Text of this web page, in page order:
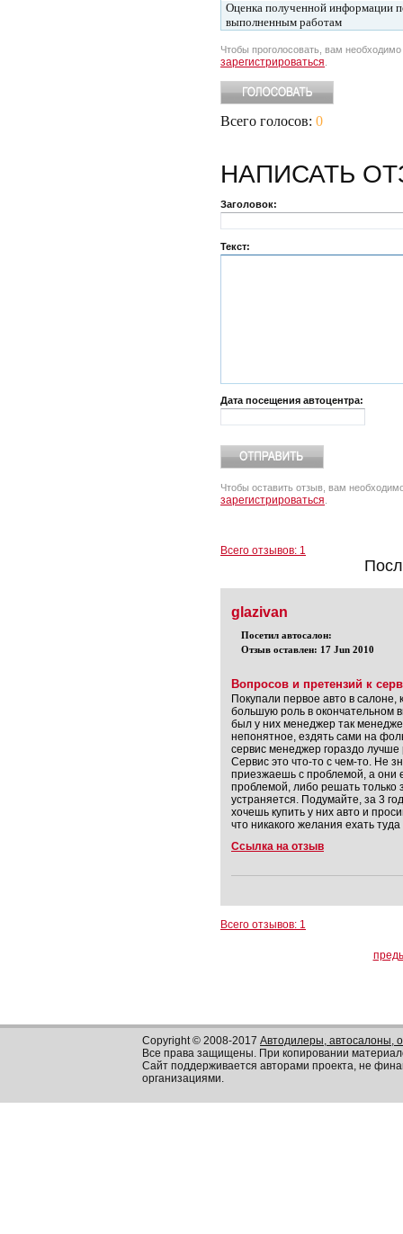
Оценка полученной информации
выполненным работам
Чтобы проголосовать, вам необходимо
зарегистрироваться
Всего голосов: 0
НАПИСАТЬ
Заголовок:
Текст:
Дата посещения автоцентра:
Чтобы оставить отзыв, вам
зарегистрироваться
Всего отзывов: 1
glazivan
Посетил автосалон:
Отзыв оставлен: 17 Jun 2010
Вопросов и претензий к
Покупали первое авто в
большую роль в окончательном
был у них менеджер так
непонятное, ездять сами на
сервис менеджер гораздо
Сервис это что-то с чем-то. Не
приезжаешь с проблемой, а они
проблемой, либо решать только
устраняется. Подумайте, за 3
хочешь купить у них авто и
что никакого желания ехать
Ссылка на отзыв
Всего отзывов: 1
Copyright © 2008-2017 Автодилеры, автосалоны,
Все права защищены. При копировании
Сайт поддерживается авторами проекта, не
организациями.